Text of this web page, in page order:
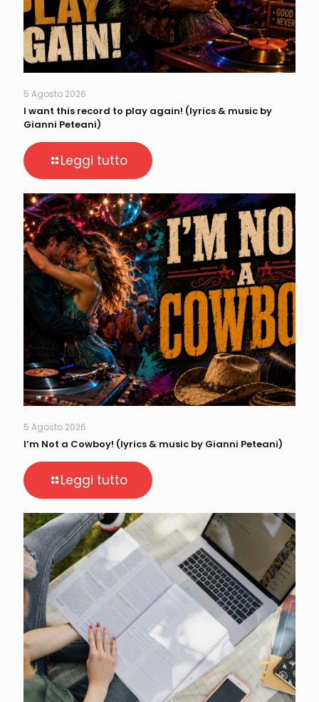
5 Agosto 2026
I want this record to play again! (lyrics & music by
Gianni Peteani)
Leggi tutto
5 Agosto 2026
I’m Not a Cowboy! (lyrics & music by Gianni Peteani)
Leggi tutto